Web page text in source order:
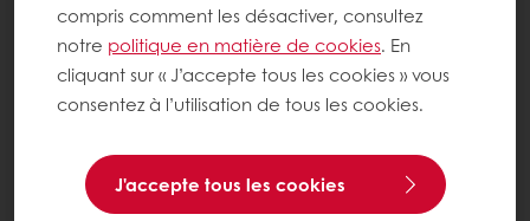
compris comment les désactiver, consultez
notre politique en matière de cookies. En
cliquant sur « J’accepte tous les cookies » vous
consentez à l’utilisation de tous les cookies.
J'accepte tous les cookies